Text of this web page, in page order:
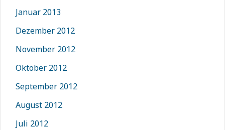
Januar 2013
Dezember 2012
November 2012
Oktober 2012
September 2012
August 2012
Juli 2012